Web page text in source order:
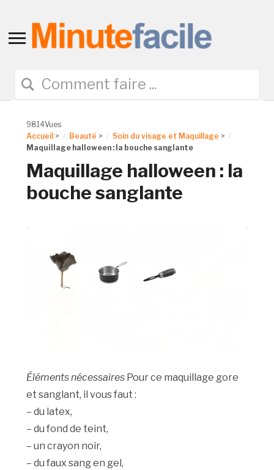
Toggle
navigation
9814Vues
Accueil > Beauté > Soin du visage et Maquillage >
Maquillage halloween : la bouche sanglante
Maquillage halloween : la
bouche sanglante
Éléments nécessaires Pour ce maquillage gore
et sanglant, il vous faut :
– du latex,
– du fond de teint,
– un crayon noir,
– du faux sang en gel,